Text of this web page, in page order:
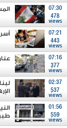
07:30
478
views
07:21
443
views
07:16
377
views
02:37
537
views
01:56
559
views